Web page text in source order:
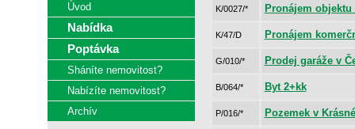
Úvod
Nabídka
Poptávka
Sháníte nemovitost?
Nabízíte nemovitost?
Archív
K/0027/* Pronájem
K/47/D Pronájem
G/010/* Prodej garáže v
B/064/* Byt 2+kk
P/016/* Pozemek v